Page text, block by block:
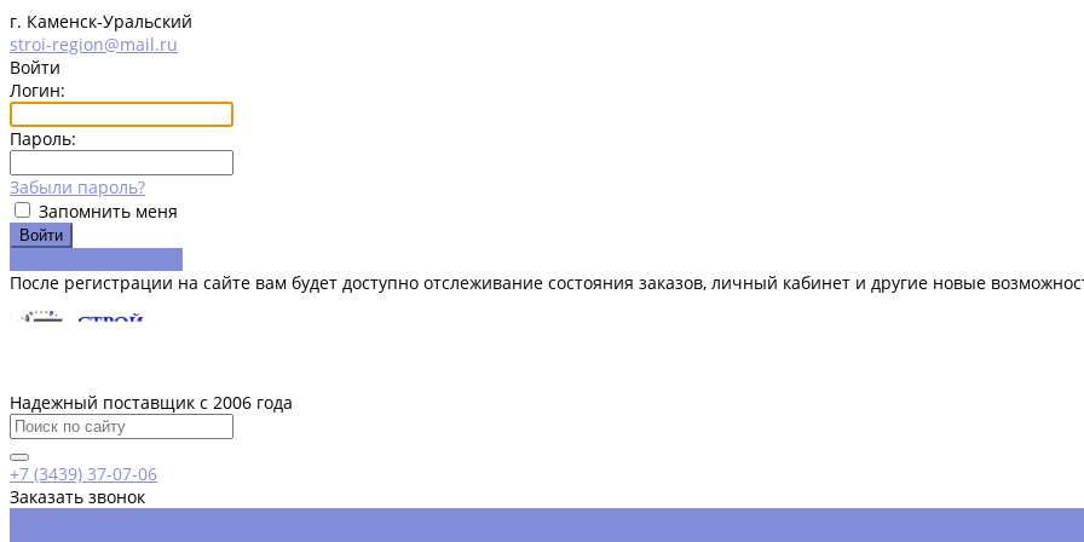
г. Каменск-Уральский
stroi-region@mail.ru
Войти
Логин:
Пароль:
Забыли пароль?
Запомнить меня
После регистрации на сайте вам будет доступно отслеживание состояния заказов, личный кабинет и другие новые
Надежный поставщик с 2006 года
+7 (3439) 37-07-06
Заказать звонок